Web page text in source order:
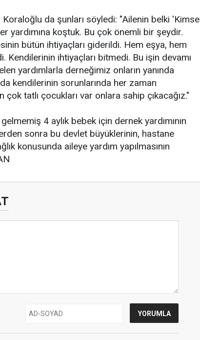
da şunları söyledi: "Ailenin belki 'Kimse
yardımına koştuk. Bu çok önemli bir şeydir.
bütün ihtiyaçları giderildi. Hem eşya, hem
Kendilerinin ihtiyaçları bitmedi. Bu işin devamı
yardımlarla derneğimiz onların yanında
kendilerinin sorunlarında her zaman
çok tatlı çocukları var onlara sahip çıkacağız."
4 aylık bebek için dernek yardımının
sonra bu devlet büyüklerinin, hastane
konusunda aileye yardım yapılmasının